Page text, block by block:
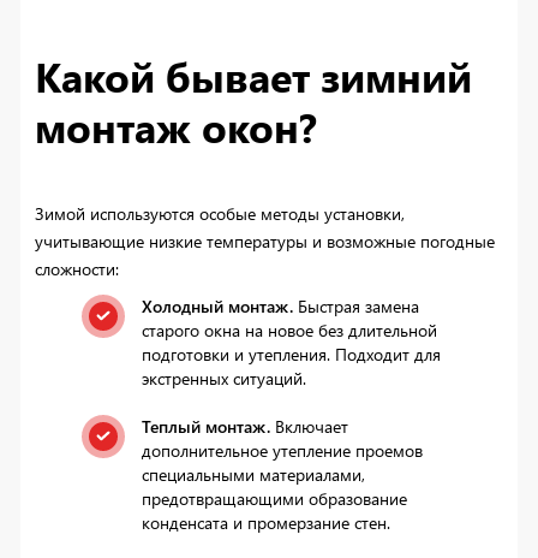
Какой бывает зимний
монтаж окон?
Зимой используются особые методы установки,
учитывающие низкие температуры и возможные погодные
сложности:
Холодный монтаж. Быстрая замена
старого окна на новое без длительной
подготовки и утепления. Подходит для
экстренных ситуаций.
Теплый монтаж. Включает
дополнительное утепление проемов
специальными материалами,
предотвращающими образование
конденсата и промерзание стен.